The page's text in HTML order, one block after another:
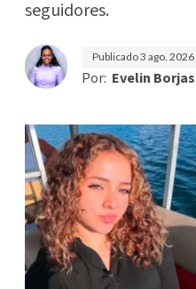
seguidores.
Publicado3 ago. 2026
Por: Evelin Borjas